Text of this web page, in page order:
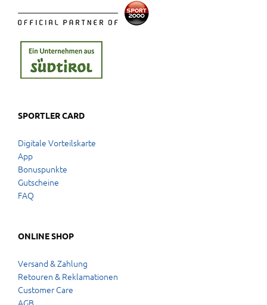
SPORTLER CARD
Digitale Vorteilskarte
App
Bonuspunkte
Gutscheine
FAQ
ONLINE SHOP
Versand & Zahlung
Retouren & Reklamationen
Customer Care
AGB